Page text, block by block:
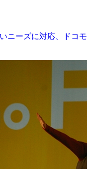
ニーズに対応、ドコ